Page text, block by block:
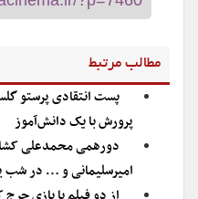
مطالب مرتبط
پست انتقادی پرستو
پرورش با یک دانش‌آموز
دورهمی محمدعلی
امیرسلیمانی و … در شب